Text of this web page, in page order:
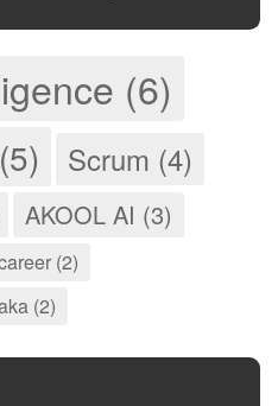
(6)
Scrum (4)
AKOOL AI (3)
(2)
(2)